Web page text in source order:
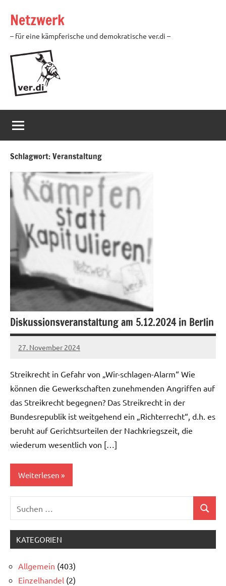
Inhalt
springen
Netzwerk
– für eine kämpferische und demokratische ver.di –
Schlagwort:Veranstaltung
Diskussionsveranstaltung am 5.12.2024 in Berlin
27. November 2024
alexander
Streikrecht in Gefahr von „Wir-schlagen-Alarm“ Wie
können die Gewerkschaften zunehmenden Angriffen auf
das Streikrecht begegnen? Das Streikrecht in der
Bundesrepublik ist weitgehend ein „Richterrecht“, d.h. es
beruht auf Gerichtsurteilen der Nachkriegszeit, die
wiederum wesentlich von […]
Weiterlesen
Allgemein
gegen
Sozialabbau
nach:
Suchen
KATEGORIEN
Allgemein (403)
Einzelhandel (2)